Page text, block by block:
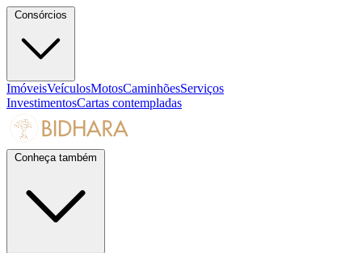
ImóveisVeículosMotosCaminhõesServiços
InvestimentosCartas contempladas